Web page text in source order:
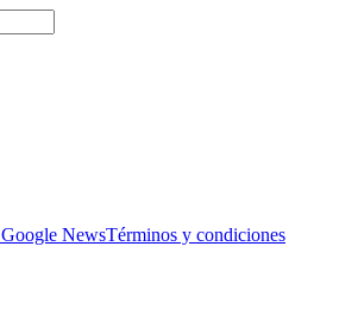
Google NewsTérminos y condiciones